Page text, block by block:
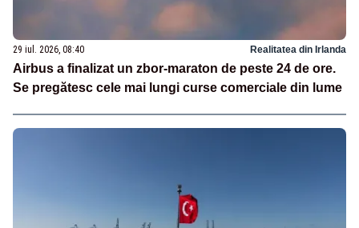
29 iul. 2026, 08:40 Realitatea din Irlanda
Airbus a finalizat un zbor-maraton de peste 24 de ore.
Se pregătesc cele mai lungi curse comerciale din lume